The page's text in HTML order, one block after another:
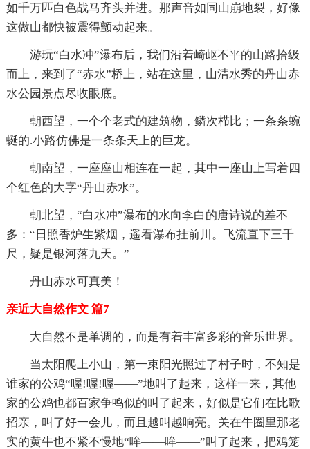
如千万匹白色战马齐头并进。那声音如同山崩地裂，好像
这做山都快被震得颤动起来。
游玩“白水冲”瀑布后，我们沿着崎岖不平的山路拾级
而上，来到了“赤水”桥上，站在这里，山清水秀的丹山赤
水公园景点尽收眼底。
朝西望，一个个老式的建筑物，鳞次栉比；一条条蜿
蜒的.小路仿佛是一条条天上的巨龙。
朝南望，一座座山相连在一起，其中一座山上写着四
个红色的大字“丹山赤水”。
朝北望，“白水冲”瀑布的水向李白的唐诗说的差不
多：“日照香炉生紫烟，遥看瀑布挂前川。飞流直下三千
尺，疑是银河落九天。”
丹山赤水可真美！
亲近大自然作文 篇7
大自然不是单调的，而是有着丰富多彩的音乐世界。
当太阳爬上小山，第一束阳光照过了村子时，不知是
谁家的公鸡“喔!喔!喔——”地叫了起来，这样一来，其他
家的公鸡也都百家争鸣似的叫了起来，好似是它们在比歌
招亲，叫了好一会儿，而且越叫越响亮。关在牛圈里那老
实的黄牛也不紧不慢地“哞——哞——”叫了起来，把鸡笼